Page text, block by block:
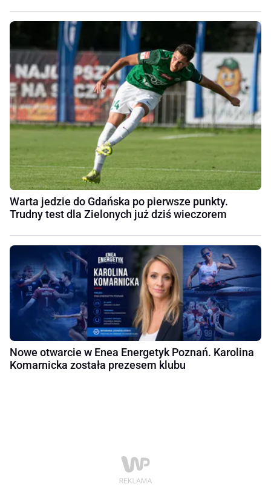
Warta jedzie do Gdańska po pierwsze punkty.
Trudny test dla Zielonych już dziś wieczorem
Nowe otwarcie w Enea Energetyk Poznań. Karolina
Komarnicka została prezesem klubu